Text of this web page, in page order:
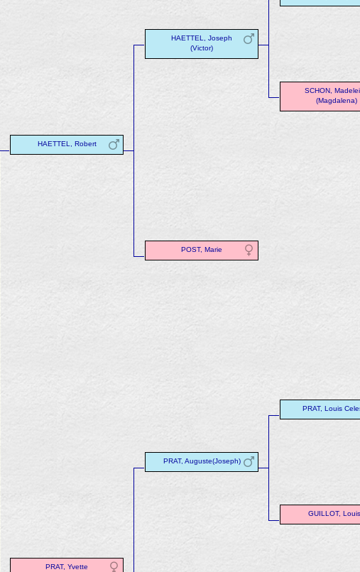
HAETTEL, Robert
HAETTEL, Joseph
(Victor)
SCHON,
(Magdalena)
POST, Marie
PRAT, Yvette
PRAT, Auguste(Joseph)
PRAT, Louis
GUILLOT,